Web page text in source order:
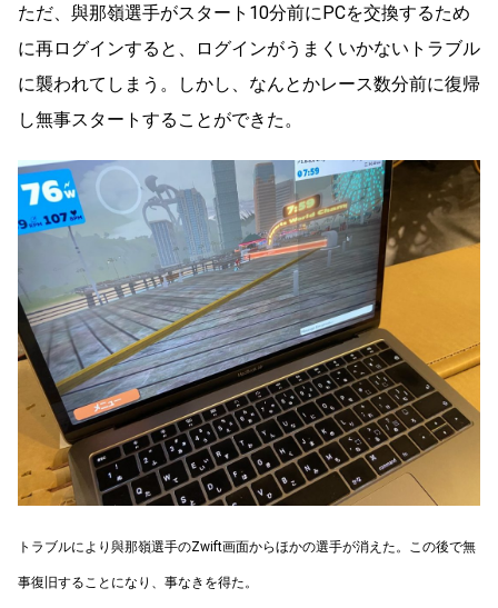
ただ、與那嶺選手がスタート10分前にPCを交換するため
に再ログインすると、ログインがうまくいかないトラブル
に襲われてしまう。しかし、なんとかレース数分前に復帰
し無事スタートすることができた。
トラブルにより與那嶺選手のZwift画面からほかの選手が消えた。この後で無
事復旧することになり、事なきを得た。